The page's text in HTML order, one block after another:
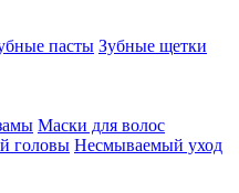
пасты Зубные щетки
Маски для волос
головы Несмываемый уход